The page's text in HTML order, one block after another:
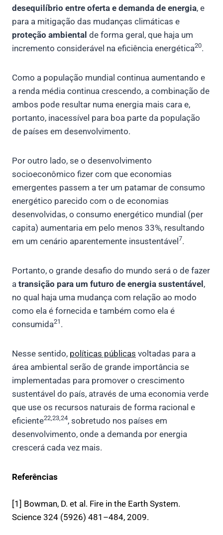
desequilíbrio entre oferta e demanda de energia, e
para a mitigação das mudanças climáticas e
proteção ambiental de forma geral, que haja um
incremento considerável na eficiência energética20.
Como a população mundial continua aumentando e
a renda média continua crescendo, a combinação de
ambos pode resultar numa energia mais cara e,
portanto, inacessível para boa parte da população
de países em desenvolvimento.
Por outro lado, se o desenvolvimento
socioeconômico fizer com que economias
emergentes passem a ter um patamar de consumo
energético parecido com o de economias
desenvolvidas, o consumo energético mundial (per
capita) aumentaria em pelo menos 33%, resultando
em um cenário aparentemente insustentável7.
Portanto, o grande desafio do mundo será o de fazer
a transição para um futuro de energia sustentável,
no qual haja uma mudança com relação ao modo
como ela é fornecida e também como ela é
consumida21 .
Nesse sentido, políticas públicas voltadas para a
área ambiental serão de grande importância se
implementadas para promover o crescimento
sustentável do país, através de uma economia verde
que use os recursos naturais de forma racional e
eficiente22,23,24, sobretudo nos países em
desenvolvimento, onde a demanda por energia
crescerá cada vez mais.
Referências
[1] Bowman, D. et al. Fire in the Earth System.
Science 324 (5926) 481–484, 2009.